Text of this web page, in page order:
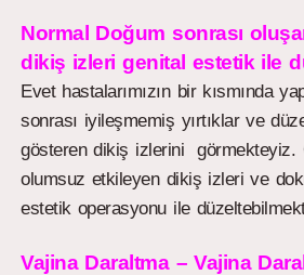
Normal Doğum sonrası
dikiş izleri genital estetik ile
Evet hastalarımızın bir kısmında
sonrası iyileşmemiş yırtıklar ve
gösteren dikiş izlerini görmekteyiz.
olumsuz etkileyen dikiş izleri ve
estetik operasyonu ile
Vajina Daraltma – Vajina